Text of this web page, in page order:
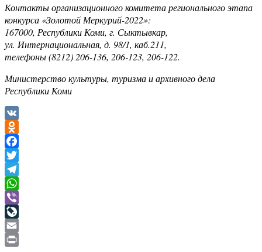
Контакты организационного комитета регионального этапа
конкурса «Золотой Меркурий-2022»:
167000, Республики Коми, г. Сыктывкар,
ул. Интернациональная, д. 98/1, каб.211,
телефоны (8212) 206-136, 206-123, 206-122.
Министерство культуры, туризма и архивного дела
Республики Коми
VK
Odnoklassniki
Facebook
Twitter
Telegram
WhatsApp
Viber
LiveJournal
Email